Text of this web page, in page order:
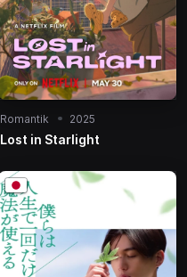
Romantik 2025
Lost in Starlight